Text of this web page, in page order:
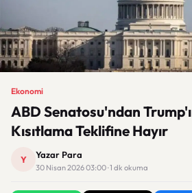
Ekonomi
ABD Senatosu'ndan
Kısıtlama Teklifine Hayır
Y Yazar Para
30 Nisan 2026 03:00 · 1 dk okuma